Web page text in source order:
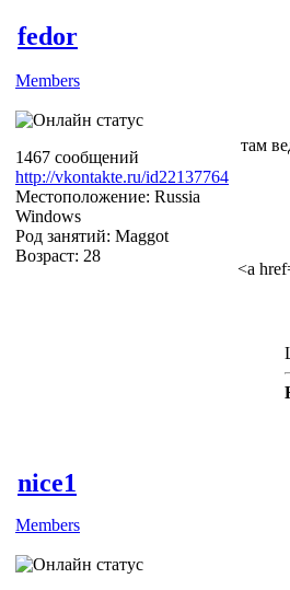
fedor
Members
1467 сообщений
http://vkontakte.ru/id22137764
Местоположение: Russia
Windows
Род занятий: Maggot
Возраст: 28
там
<a
nice1
Members